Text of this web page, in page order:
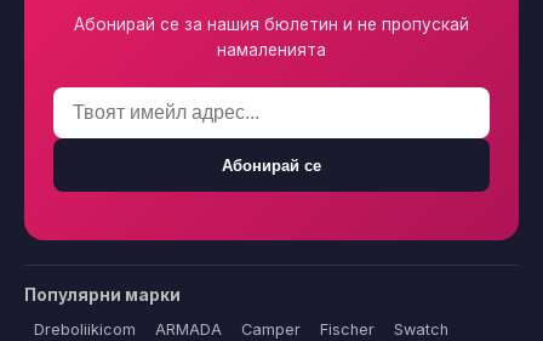
Абонирай се за нашия бюлетин и не пропускай
намаленията
Абонирай се
Популярни марки
Dreboliikicom ARMADA Camper Fischer
Swatch